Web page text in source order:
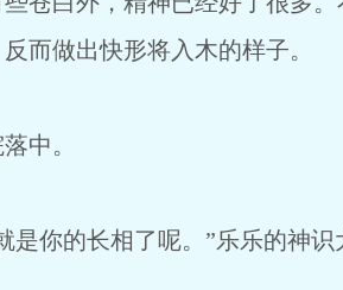
而做出快形将入木的样子。
中。
你的长相了呢。”乐乐的神识